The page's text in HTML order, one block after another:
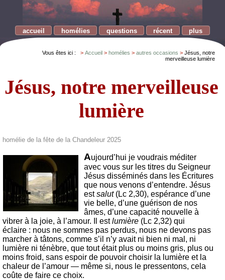
accueil homélies questions récent plus
Vous êtes ici : Accueil homélies autres occasions
Jésus, notre
merveilleuse lumière
Jésus, notre merveilleuse
lumière
homélie de la fête de la Chandeleur 2025
Aujourd’hui je voudrais méditer
avec vous sur les titres du Seigneur
Jésus disséminés dans les Écritures
que nous venons d’entendre. Jésus
estsalut(Lc 2,30), espérance d’une
vie belle, d’une guérison de nos
âmes, d’une capacité nouvelle à
vibrer à la joie, à l’amour. Il estlumière (Lc 2,32) qui
éclaire : nous ne sommes pas perdus, nous ne devons pas
marcher à tâtons, comme s’il n’y avait ni bien ni mal, ni
lumière ni ténèbre, que tout était plus ou moins gris, plus ou
moins froid, sans espoir de pouvoir choisir la lumière et la
chaleur de l’amour — même si, nous le pressentons, cela
coûte de faire ce choix.